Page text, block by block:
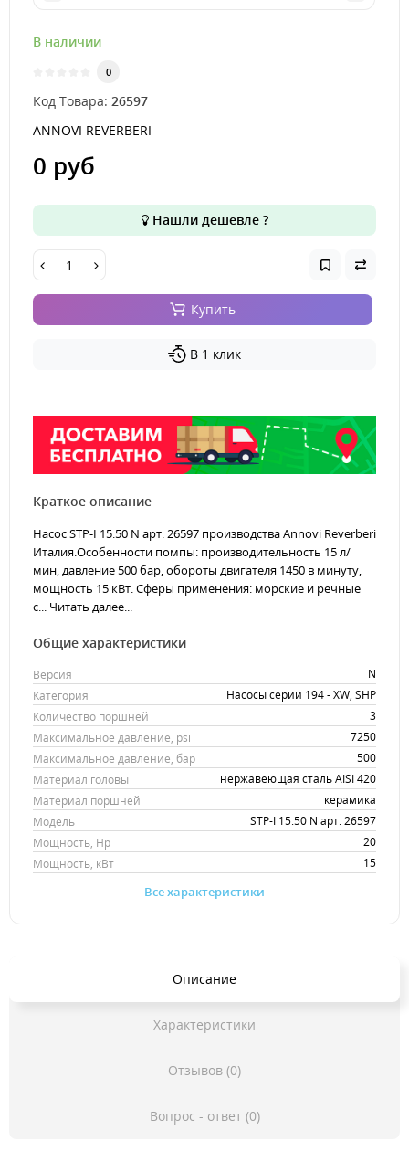
В наличии
0
Код Товара: 26597
ANNOVI REVERBERI
0 руб
Нашли дешевле ?
Купить
В 1 клик
Краткое описание
Насос STP-I 15.50 N арт. 26597 производства Annovi Reverberi
Италия.Особенности помпы: производительность 15 л/
мин, давление 500 бар, обороты двигателя 1450 в минуту,
мощность 15 кВт. Сферы применения: морские и речные
с... Читать далее...
Общие характеристики
Версия
N
Категория
Насосы серии 194 - XW, SHP
Количество поршней
3
Максимальное давление, psi
7250
Максимальное давление, бар
500
Материал головы
нержавеющая сталь AISI 420
Материал поршней
керамика
Модель
STP-I 15.50 N арт. 26597
Мощность, Hp
20
Мощность, кВт
15
Все характеристики
Описание
Характеристики
Отзывов (0)
Вопрос - ответ (0)